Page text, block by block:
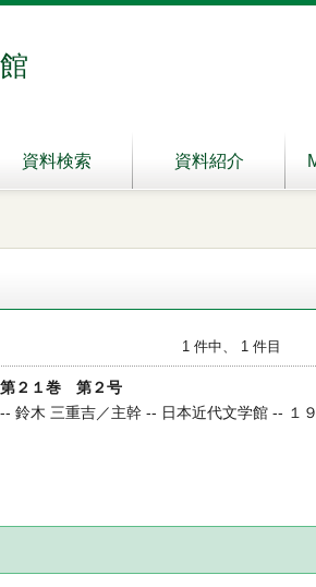
資料検索 資料紹介
1 件中、 1 件目
２１巻 第２号
鈴木 三重吉／主幹 -- 日本近代文学館 -- １